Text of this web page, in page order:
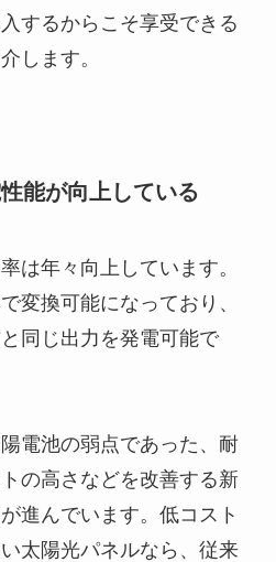
するからこそ享受できる
します。
能が向上している
は年々向上しています。
変換可能になっており、
同じ出力を発電可能で
電池の弱点であった、耐
の高さなどを改善する新
進んでいます。低コスト
太陽光パネルなら、従来